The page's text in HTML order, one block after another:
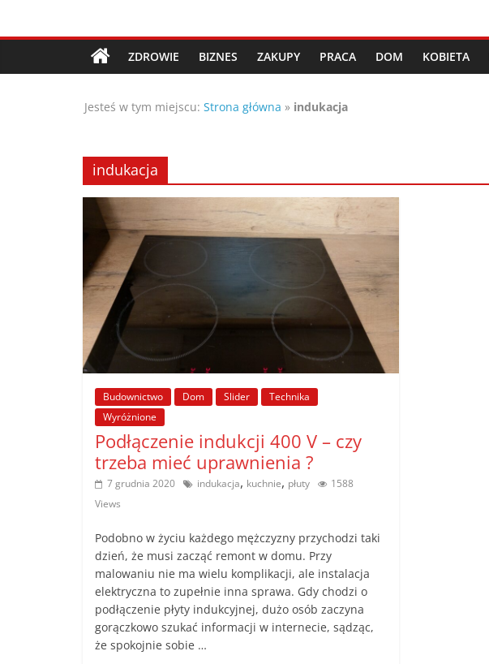
Porady,
wskazówki
oraz
ciekawe
rady
–
poznaj
te
poradniki.
Porady
praktyczne
porady
poradniki
na
każdy
temat
ZDROWIE BIZNES ZAKUPY PRACA DOM KOBIETA
Jesteś w tym miejscu: Strona główna » indukacja
indukacja
Budownictwo Dom Slider
Technika
Wyróżnione
Podłączenie indukcji 400 V – czy
trzeba mieć uprawnienia ?
7 grudnia 2020 indukacja, kuchnie, płuty
1588
Views
Podobno w życiu każdego mężczyzny przychodzi taki
dzień, że musi zacząć remont w domu. Przy
malowaniu nie ma wielu komplikacji, ale instalacja
elektryczna to zupełnie inna sprawa. Gdy chodzi o
podłączenie płyty indukcyjnej, dużo osób zaczyna
gorączkowo szukać informacji w internecie, sądząc,
że spokojnie sobie …